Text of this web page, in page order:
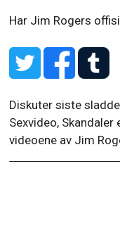
Har Jim Rogers
Diskuter siste
Sexvideo,
videoene av Jim